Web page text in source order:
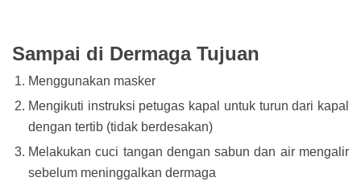
Sampai di Dermaga Tujuan
Menggunakan masker
Mengikuti instruksi petugas kapal untuk turun dari kapal
dengan tertib (tidak berdesakan)
Melakukan cuci tangan dengan sabun dan air mengalir
sebelum meninggalkan dermaga